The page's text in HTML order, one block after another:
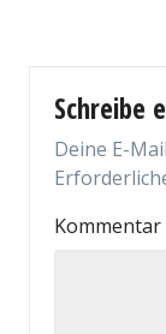
Schreibe
Deine E-
Kommentar